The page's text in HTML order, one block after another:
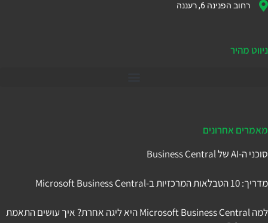
רחוב הפנינה 6, רעננה
ניווט מהיר
מאמרים אחרונים
סוכני ה-AI של Business Central
מדריך: 10 הטבלאות המרכזיות ב-Microsoft Business Central
למה Microsoft Business Central היא ליגה אחרת? איך עושים התאמת